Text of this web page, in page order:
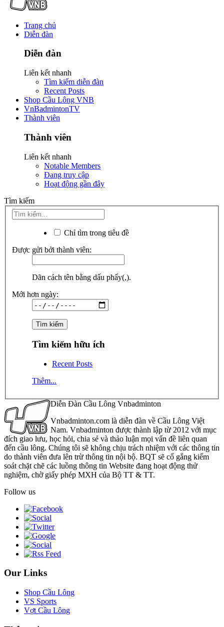
Trang chủ
Diễn đàn
Diễn đàn
Liên kết nhanh
Tìm kiếm diễn đàn
Recent Posts
Shop Cầu Lông VNB
VnBadmintonTV
Thành viên
Thành viên
Liên kết nhanh
Notable Members
Đang truy cập
Hoạt động gần đây
Tìm kiếm
Chỉ tìm trong tiêu đề
Được gửi bởi thành viên:
Dãn cách tên bằng dấu phẩy(,).
Mới hơn ngày:
Tìm kiếm hữu ích
Recent Posts
Thêm...
Diễn Đàn Cầu Lông Vnbadminton
Vnbadminton.com là diễn đàn về Cầu Lông Việt
Nam. Vnbadminton được thành lập từ 2012 với mục
đích giao lưu, học hỏi, chia sẻ và thảo luận mọi vấn đề liên quan
đến cầu lông. Chúng tôi sẽ không chịu trách nhiệm với các thông tin
do thành viên đưa lên trừ thông tin nội bộ. BQT sẽ cố gắng kiểm
soát chặt chẽ các luồng thông tin Website đang hoạt động thử
nghiệm, chờ giấy phép MXH của Bộ TT & TT.
Follow us
Our Links
Shop Cầu Lông
VS Sports
Vợt Cầu Lông